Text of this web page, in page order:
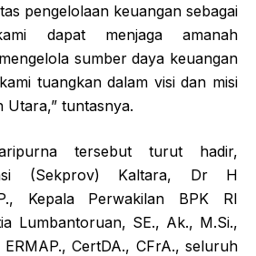
pengelolaan keuangan sebagai
dapat menjaga amanah
sumber daya keuangan
tuangkan dalam visi dan misi
Utara,” tuntasnya.
tersebut turut hadir,
(Sekprov) Kaltara, Dr H
Kepala Perwakilan BPK RI
Lumbantoruan, SE., Ak., M.Si.,
ERMAP., CertDA., CFrA., seluruh